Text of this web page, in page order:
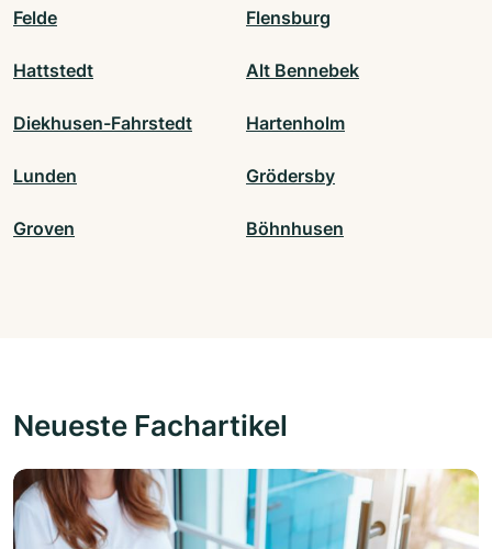
Felde Flensburg
Hattstedt Alt Bennebek
Diekhusen-Fahrstedt Hartenholm
Lunden Grödersby
Groven Böhnhusen
Neueste Fachartikel